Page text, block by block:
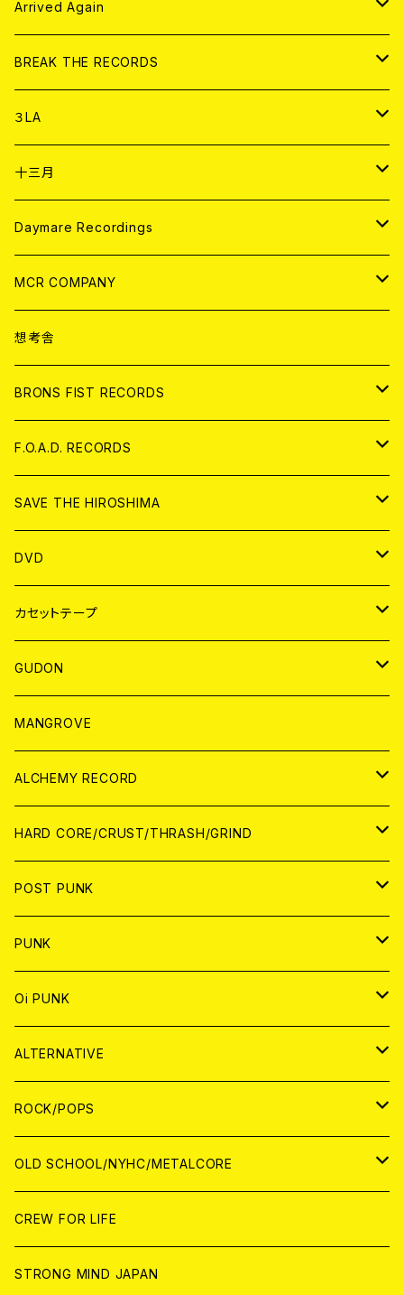
アパレル
書籍
DIGITAL CONTENTS
CD
アナログ
Arrived Again
CD
アナログ
BREAK THE RECORDS
CD
ANALOG
アパレル
３LA
CD
ANALOG
十三月
CD
ANALOG
Daymare Recordings
CD
ANALOG
MCR COMPANY
CD
アパレル
ANALOG
想考舎
BRONS FIST RECORDS
CD
ANALOG
F.O.A.D. RECORDS
CD
ANALOG
SAVE THE HIROSHIMA
アパレル
BADGE
DVD
JAPAN
WORLD
カセットテープ
JAPAN
WORLD
GUDON
アパレル
PATCH
アナログ
DIGITAL CONTENTS
MANGROVE
ALCHEMY RECORD
CD
ANALOG
HARD CORE/CRUST/THRASH/GRIND
JAPAN
CD
ANALOG
WORLD
CD
ANALOG
POST PUNK
CD
JAPAN
WORLD
ANALOG
JAPAN
WORLD
PUNK
JAPAN
CD
ANALOG
WORLD
CD
ANALOG
Oi PUNK
JAPAN
CD
ANALOG
WOLRD
CD
ANALOG
ALTERNATIVE
JAPAN
CD
ANALOG
WORLD
CD
ANALOG
ROCK/POPS
JAPAN
CD
ANALOG
WORLD
CD
OLD SCHOOL/NYHC/METALCORE
JAPAN
CD
WORLD
CREW FOR LIFE
STRONG MIND JAPAN